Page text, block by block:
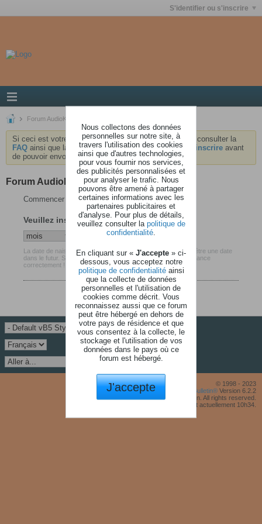
S'identifier ou s'inscrire
Forum AudioKeys
Si ceci est votre première visite, nous vous invitons à consulter la
FAQ ainsi que la chartedu forum . Vous devrez vous inscrire avant
de pouvoir envoyer des messages.
Forum AudioKeys
Commencer votre inscription
Veuillez insérer votre date de naissance
La date de naissance que vous avez renseigné ne peut pas être une date
dans le futur. Soyez certain d'avoir inséré votre date de naissance
correctement !
© 1998 - 2023
Powered by
vBulletin® Version 6.2.2
Copyright © 2026 MH Sub I, LLC dba vBulletin. All rights reserved.
Fuseau horaire GMT +1. Il est actuellement 10h34.
Nous collectons des données
personnelles sur notre site, à
travers l'utilisation des cookies
ainsi que d'autres technologies,
pour vous fournir nos services,
des publicités personnalisées et
pour analyser le trafic. Nous
pouvons être amené à partager
certaines informations avec les
partenaires publicitaires et
d'analyse. Pour plus de détails,
veuillez consulter la politique de
confidentialité
En cliquant sur « J'accepte » ci-
dessous, vous acceptez notre
politique de confidentialitéainsi
que la collecte de données
personnelles et l'utilisation de
cookies comme décrit. Vous
reconnaissez aussi que ce forum
peut être hébergé en dehors de
votre pays de résidence et que
vous consentez à la collecte, le
stockage et l'utilisation de vos
données dans le pays où ce
forum est hébergé.
J'accepte